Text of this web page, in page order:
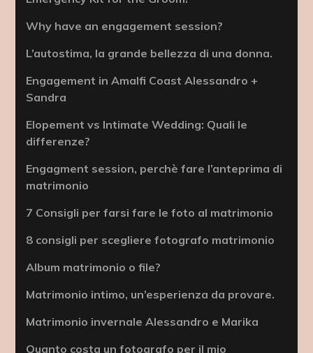
Why have an engagement session?
L’autostima, la grande bellezza di una donna.
Engagement in Amalfi Coast Alessandro +
Sandra
Elopement vs Intimate Wedding: Quali le
differenze?
Engagment session, perchè fare l’anteprima di
matrimonio
7 Consigli per farsi fare le foto al matrimonio
8 consigli per scegliere fotografo matrimonio
Album matrimonio o file?
Matrimonio intimo, un’esperienza da provare.
Matrimonio invernale Alessandro e Marika
Quanto costa un fotografo per il mio